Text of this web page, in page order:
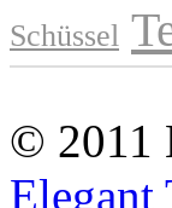
Schüssel
© 2011
Elegant